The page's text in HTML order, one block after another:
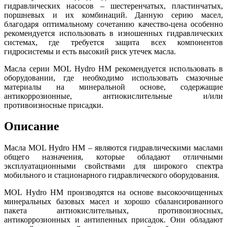
гидравлических насосов – шестеренчатых, пластинчатых,
поршневых и их комбинаций. Данную серию масел,
благодаря оптимальному сочетанию качество-цена особенно
рекомендуется использовать в изношенных гидравлических
системах, где требуется защита всех компонентов
гидросистемы и есть высокий риск утечек масла.
Масла серии MOL Hydro HM рекомендуется использовать в
оборудовании, где необходимо использовать смазочные
материалы на минеральной основе, содержащие
антикоррозионные, антиокислительные и/или
противоизносные присадки.
Описание
Масла MOL Hydro HM – являются гидравлическими маслами
общего назначения, которые обладают отличными
эксплуатационными свойствами для широкого спектра
мобильного и стационарного гидравлического оборудования.
MOL Hydro HM производятся на основе высокоочищенных
минеральных базовых масел и хорошо сбалансированного
пакета антиокислительных, противоизносных,
антикоррозионных и антипенных присадок. Они обладают